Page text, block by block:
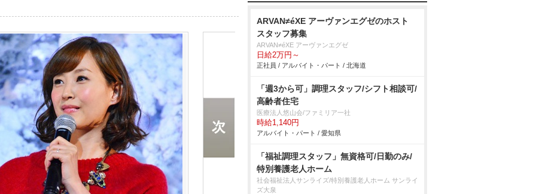
ARVAN≠éXE アーヴァンエグゼのホスト
スタッフ募集
ARVAN≠éXE アーヴァンエグゼ
日給2万円～
正社員 / アルバイト・パート / 北海道
「週3から可」調理スタッフ/シフト相談可/
高齢者住宅
医療法人悠山会/ファミリア一社
時給1,140円
アルバイト・パート / 愛知県
「福祉調理スタッフ」無資格可/日勤のみ/
特別養護老人ホーム
社会福祉法人サンライズ/特別養護老人ホーム サンライ
ズ大泉